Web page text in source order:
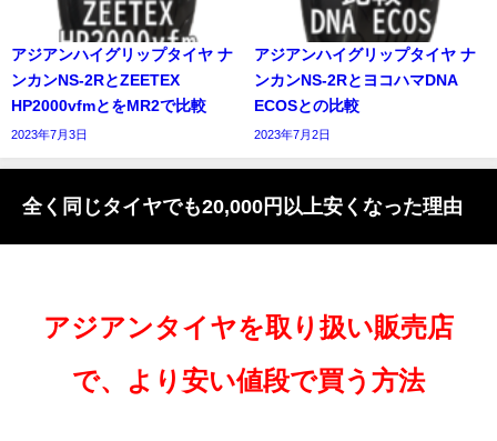
アジアンハイグリップタイヤ ナ
ンカンNS-2RとZEETEX
HP2000vfmとをMR2で比較
2023年7月3日
アジアンハイグリップタイヤ ナ
ンカンNS-2RとヨコハマDNA
ECOSとの比較
2023年7月2日
全く同じタイヤでも20,000円以上安くなった理由
アジアンタイヤを取り扱い販売店
で、より安い値段で買う方法